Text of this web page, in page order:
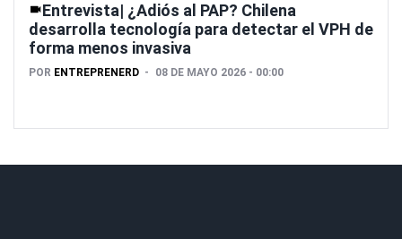
Entrevista| ¿Adiós al PAP? Chilena
desarrolla tecnología para detectar el VPH de
forma menos invasiva
POR ENTREPRENERD 08 DE MAYO 2026 - 00:00